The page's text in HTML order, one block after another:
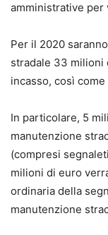
amministrative per
Per il 2020
stradale 33 milioni
incasso, così
In particolare, 5
manutenzione
(compresi
milioni di euro
ordinaria della
manutenzione